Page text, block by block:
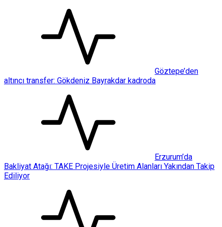
Göztepe’den
altıncı transfer: Gökdeniz Bayrakdar kadroda
Erzurum’da
Bakliyat Atağı: TAKE Projesiyle Üretim Alanları Yakından Takip
Ediliyor